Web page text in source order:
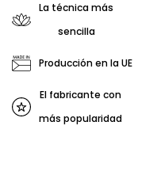
La técnica más
sencilla
Producción en la UE
El fabricante con
más popularidad